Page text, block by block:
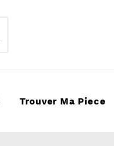
Trouver Ma Piece